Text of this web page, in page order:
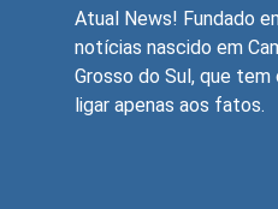
Atual News! Fundado
notícias nascido em
Grosso do Sul, que
ligar apenas aos fatos.